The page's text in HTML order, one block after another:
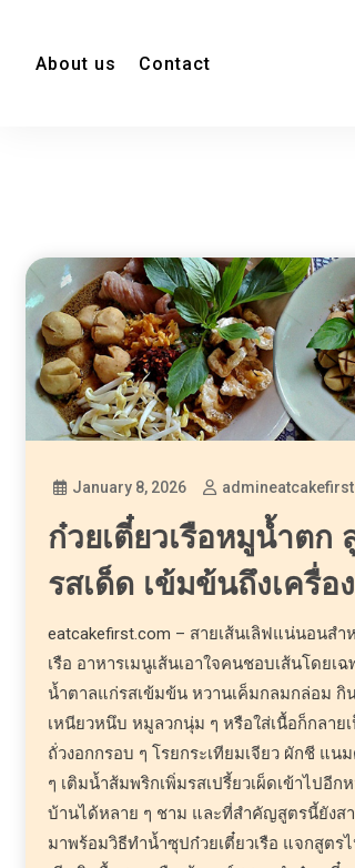
About us Contact
January 8, 2026 admineatcakefirst
ก๋วยเตี๋ยวเรือหมูน้ำตก
รสเด็ด เข้มข้นถึงเครื่อง
eatcakefirst.com – สายเส้นเลิฟแน่นอนสำ
เรือ อาหารเมนูเส้นเอาใจคนชอบเส้นโดยเ
น้ำตาลแก่รสเข้มข้น หวานเค็มกลมกล่อม กิ
เหนียวหนึบ หมูลวกนุ่ม ๆ หรือใส่เนื้อก็กลายเ
ถั่วงอกกรอบ ๆ โรยกระเทียมเจียว ผักชี แน
ๆ เติมน้ำส้มพริกเพิ่มรสเปรี้ยวเผ็ดเข้าไปอีก
บ้านได้หลาย ๆ ชาม และที่สำคัญสูตรนี้ยังส
มาพร้อมวิธีทำน้ำซุปก๋วยเตี๋ยวเรือ แจกสูตร